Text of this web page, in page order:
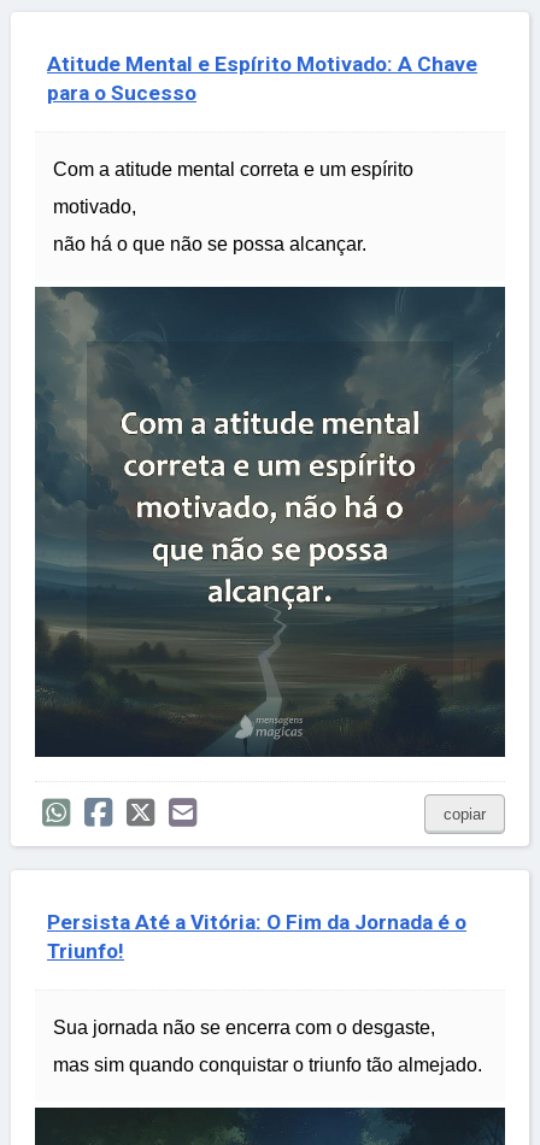
Atitude Mental e Espírito Motivado: A Chave
para o Sucesso
Com a atitude mental correta e um espírito
motivado,
não há o que não se possa alcançar.
copiar
Persista Até a Vitória: O Fim da Jornada é o
Triunfo!
Sua jornada não se encerra com o desgaste,
mas sim quando conquistar o triunfo tão almejado.